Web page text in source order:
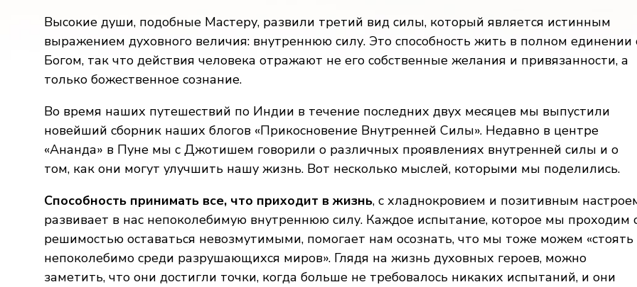
Высокие души, подобные Мастеру, развили третий вид силы, который является истинным
выражением духовного величия: внутреннюю силу. Это способность жить в полном единении
Богом, так что действия человека отражают не его собственные желания и привязанности, а
только божественное сознание.
Во время наших путешествий по Индии в течение последних двух месяцев мы выпустили
новейший сборник наших блогов «Прикосновение Внутренней Силы». Недавно в центре
«Ананда» в Пуне мы с Джотишем говорили о различных проявлениях внутренней силы и о
том, как они могут улучшить нашу жизнь. Вот несколько мыслей, которыми мы поделились.
Способность принимать все, что приходит в жизнь, с хладнокровием и позитивным
развивает в нас непоколебимую внутреннюю силу. Каждое испытание, которое мы проходим
решимостью оставаться невозмутимыми, помогает нам осознать, что мы тоже можем «стоять
непоколебимо среди разрушающихся миров». Глядя на жизнь духовных героев, можно
заметить, что они достигли точки, когда больше не требовалось никаких испытаний, и они